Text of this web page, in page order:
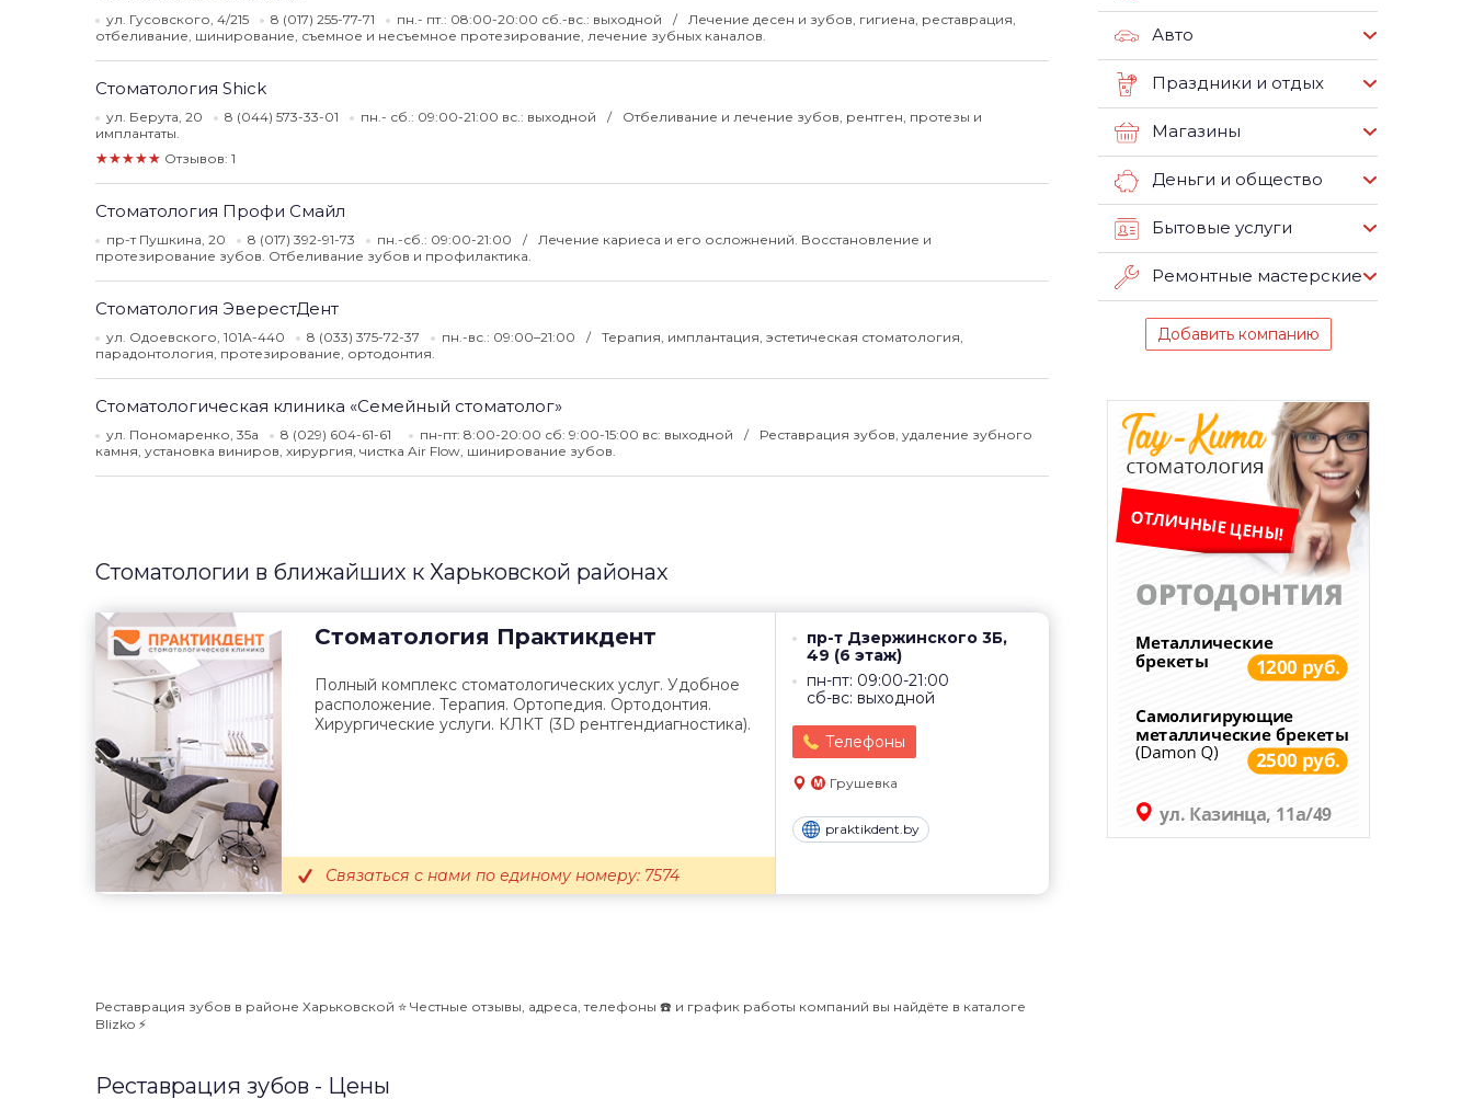
ул. Гусовского, 4/215 8 (017) 255-77-71 пн.- пт.: 08:00-20:00 сб.-вс.: выходной
Лечение десен и зубов, гигиена, реставрация,
отбеливание, шинирование, съемное и несъемное протезирование, лечение зубных каналов.
Стоматология Shick
ул. Берута, 20 8 (044) 573-33-01 пн.- сб.: 09:00-21:00 вс.: выходной
Отбеливание и лечение зубов, рентген, протезы и
имплантаты.
★★★★★ Отзывов: 1
Стоматология Профи Смайл
пр-т Пушкина, 20 8 (017) 392-91-73 пн.-сб.: 09:00-21:00
Лечение кариеса и его осложнений. Восстановление и
протезирование зубов. Отбеливание зубов и профилактика.
Стоматология ЭверестДент
ул. Одоевского, 101А-440 8 (033) 375-72-37 пн.-вс.: 09:00–21:00
Терапия, имплантация, эстетическая стоматология,
парадонтология, протезирование, ортодонтия.
Стоматологическая клиника «Семейный стоматолог»
ул. Пономаренко, 35а 8 (029) 604-61-61 пн-пт: 8:00-20:00 сб: 9:00-15:00 вс: выходной
Реставрация зубов, удаление зубного
камня, установка виниров, хирургия, чистка Air Flow, шинирование зубов.
Стоматологии в ближайших к Харьковской районах
Стоматология Практикдент
пр-т Дзержинского 3Б,
49 (6 этаж)
пн-пт: 09:00-21:00
сб-вс: выходной
Телефоны
Грушевка
praktikdent.by
Полный комплекс стоматологических услуг. Удобное
расположение. Терапия. Ортопедия. Ортодонтия.
Хирургические услуги. КЛКТ (3D рентгендиагностика).
Связаться с нами по единому номеру: 7574
Реставрация зубов в районе Харьковской ⭐️ Честные отзывы, адреса, телефоны ☎️ и график работы компаний вы найдёте в каталоге
Blizko ⚡️
Реставрация зубов - Цены
Авто
Праздники и отдых
Магазины
Деньги и общество
Бытовые услуги
Ремонтные мастерские
Добавить компанию